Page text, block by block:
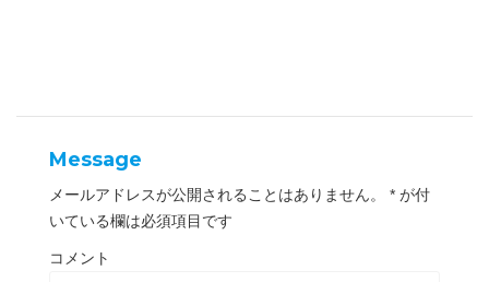
ン
で
開
き
ま
す
)
Message
メールアドレスが公開されることはありません。 * が付
いている欄は必須項目です
コメント